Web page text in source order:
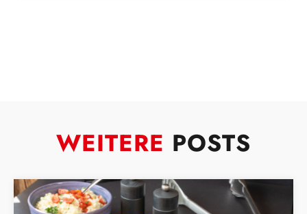
WEITERE POSTS